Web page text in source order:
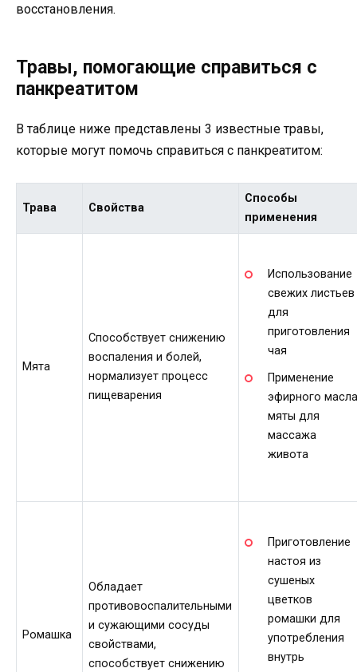
восстановления.
Травы, помогающие справиться с
панкреатитом
В таблице ниже представлены 3 известные травы,
которые могут помочь справиться с панкреатитом:
Трава Свойства
Способы
применения
Мята
Способствует снижению
воспаления и болей,
нормализует процесс
пищеварения
Использование
свежих листьев
для
приготовления
чая
Применение
эфирного масла
мяты для
массажа
живота
Ромашка
Обладает
противовоспалительными
и сужающими сосуды
свойствами,
способствует снижению
Приготовление
настоя из
сушеных
цветков
ромашки для
употребления
внутрь